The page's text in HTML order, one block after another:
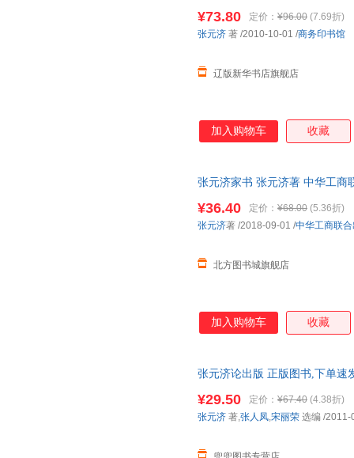
¥73.80 定价： ¥96.00 (7.69折)
辽版新华书店旗舰店
张元济 著 /2010-10-01 /商务印书馆
加入购物车 收藏
张元济家书 张元济著 中华工商
¥36.40 定价： ¥68.00 (5.36折)
北方图书城旗舰店
张元济著 /2018-09-01 /中华工商联
加入购物车 收藏
张元济论出版 正版图书,下单速
¥29.50 定价： ¥67.40 (4.38折)
张元济 著,张人凤,宋丽荣 选编 /2011-